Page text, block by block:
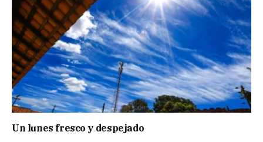
Un lunes fresco y despejado